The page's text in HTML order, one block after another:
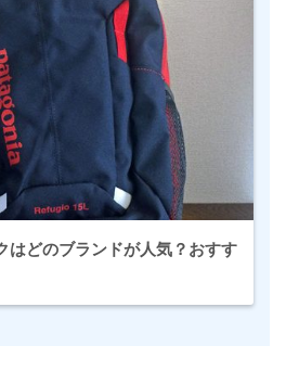
はどのブランドが人気？おすす